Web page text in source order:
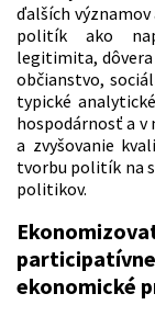
ďalších
politík ako
legitimita, dôvera
občianstvo,
typické
hospodárnosť a
a zvyšovanie
tvorbu politík na
politikov.
ekonomické